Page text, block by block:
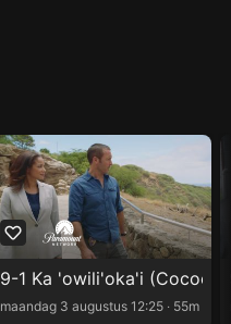
9-1 Ka 'owili'oka'i (Cocoon)
maandag 3 augustus 12:25 ‧ 55m